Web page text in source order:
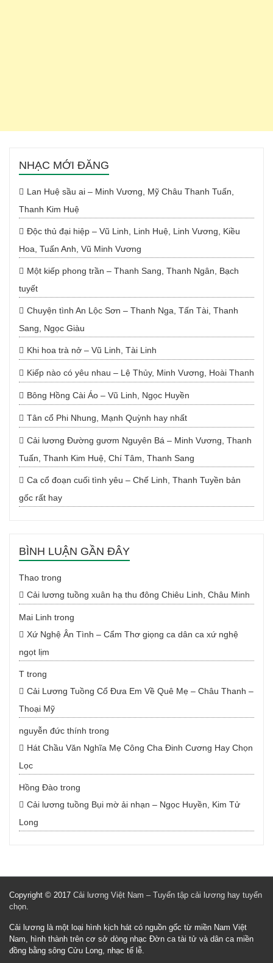
NHẠC MỚI ĐĂNG
Lan Huệ sầu ai – Minh Vương, Mỹ Châu Thanh Tuấn,
Thanh Kim Huệ
Độc thủ đại hiệp – Vũ Linh, Linh Huệ, Linh Vương, Kiều
Hoa, Tuấn Anh, Vũ Minh Vương
Một kiếp phong trần – Thanh Sang, Thanh Ngân, Bạch
tuyết
Chuyện tình An Lộc Sơn – Thanh Nga, Tấn Tài, Thanh
Sang, Ngọc Giàu
Khi hoa trà nở – Vũ Linh, Tài Linh
Kiếp nào có yêu nhau – Lệ Thủy, Minh Vương, Hoài Thanh
Bông Hồng Cài Áo – Vũ Linh, Ngọc Huyền
Tân cổ Phi Nhung, Mạnh Quỳnh hay nhất
Cải lương Đường gươm Nguyên Bá – Minh Vương, Thanh
Tuấn, Thanh Kim Huệ, Chí Tâm, Thanh Sang
Ca cổ đoạn cuối tình yêu – Chế Linh, Thanh Tuyền bản
gốc rất hay
BÌNH LUẬN GẦN ĐÂY
Thao trong
Cải lương tuồng xuân hạ thu đông Chiêu Linh, Châu Minh
Mai Linh trong
Xứ Nghệ Ân Tình – Cẩm Thơ giọng ca dân ca xứ nghệ
ngọt lịm
T trong
Cải Lương Tuồng Cổ Đưa Em Về Quê Mẹ – Châu Thanh –
Thoại Mỹ
nguyễn đức thính trong
Hát Chầu Văn Nghĩa Mẹ Công Cha Đinh Cương Hay Chọn
Lọc
Hồng Đào trong
Cải lương tuồng Bụi mờ ải nhạn – Ngọc Huyền, Kim Tử
Long
Copyright © 2017 Cải lương Việt Nam – Tuyển tập cải lương hay tuyển
chọn.
Cải lương là một loại hình kịch hát có nguồn gốc từ miền Nam Việt
Nam, hình thành trên cơ sở dòng nhạc Đờn ca tài tử và dân ca miền
đồng bằng sông Cửu Long, nhạc tế lễ.